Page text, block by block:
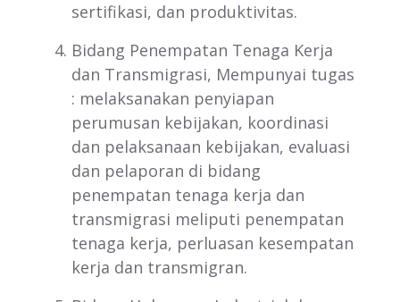
sertifikasi, dan produktivitas.
Bidang Penempatan Tenaga Kerja
dan Transmigrasi, Mempunyai tugas
: melaksanakan penyiapan
perumusan kebijakan, koordinasi
dan pelaksanaan kebijakan, evaluasi
dan pelaporan di bidang
penempatan tenaga kerja dan
transmigrasi meliputi penempatan
tenaga kerja, perluasan kesempatan
kerja dan transmigran.